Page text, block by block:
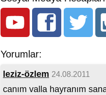
Yorumlar:
leziz-özlem 24.08.2011
canım valla hayranım